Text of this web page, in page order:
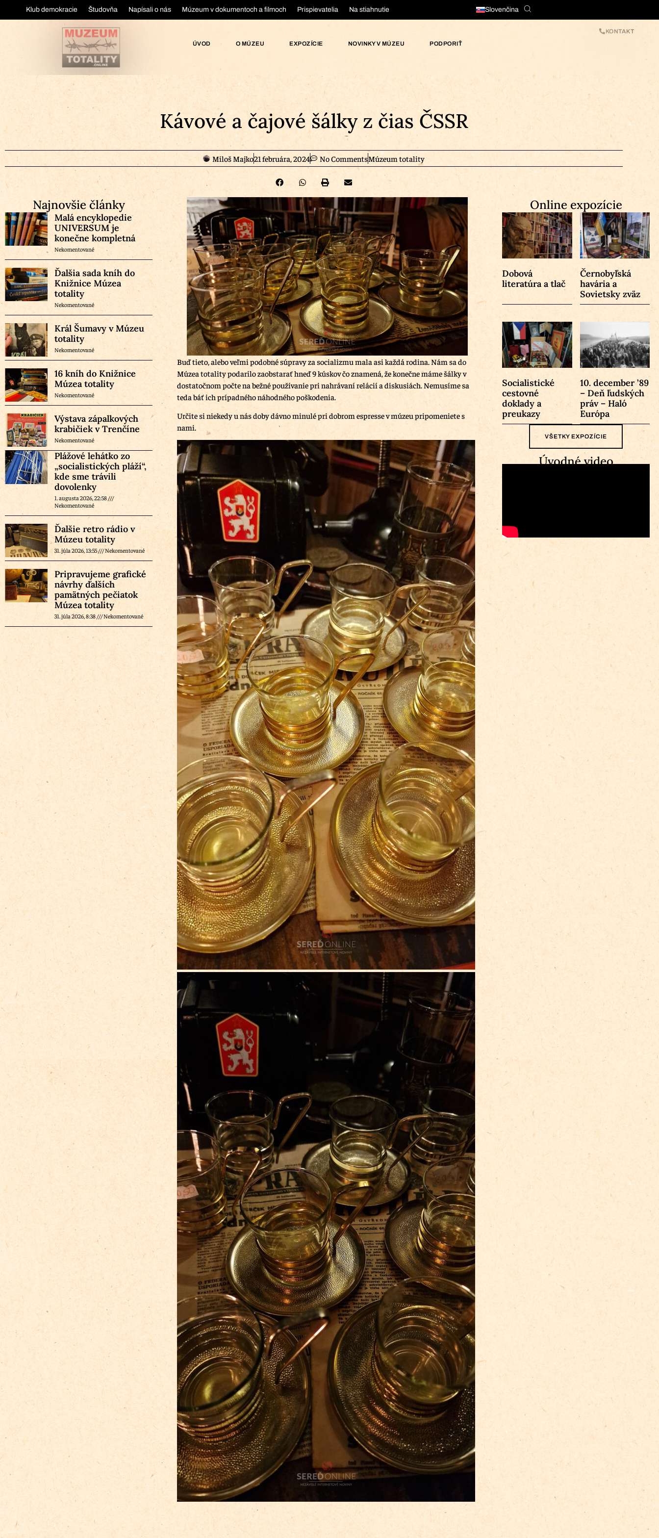
Klub demokracie Študovňa Napísali o nás Múzeum v dokumentoch a filmoch Prispievatelia Na stiahnutie Slovenčina
ÚVOD O MÚZEU EXPOZÍCIE NOVINKY V MÚZEU PODPORIŤ
KONTAKT
Kávové a čajové šálky z čias ČSSR
Miloš Majko21 februára, 2024 No CommentsMúzeum totality
Najnovšie články
Malá encyklopedie
UNIVERSUM je
konečne kompletná
Nekomentované
Ďalšia sada kníh do
Knižnice Múzea
totality
Nekomentované
Král Šumavy v Múzeu
totality
Nekomentované
16 kníh do Knižnice
Múzea totality
Nekomentované
Výstava zápalkových
krabičiek v Trenčíne
Nekomentované
Plážové lehátko zo
„socialistických pláží“,
kde sme trávili
dovolenky
1. augusta 2026, 22:58
Nekomentované
Ďalšie retro rádio v
Múzeu totality
31. júla 2026, 13:55 Nekomentované
Pripravujeme grafické
návrhy ďalších
pamätných pečiatok
Múzea totality
31. júla 2026, 8:38 Nekomentované
Buď tieto, alebo veľmi podobné súpravy za socializmu mala asi každá rodina. Nám sa do
Múzea totality podarilo zaobstarať hneď 9 kúskov čo znamená, že konečne máme šálky v
dostatočnom počte na bežné používanie pri nahrávaní relácií a diskusiách. Nemusíme sa
teda báť ich prípadného náhodného poškodenia.
Určite si niekedy u nás doby dávno minulé pri dobrom espresse v múzeu pripomeniete s
nami.
Online expozície
Dobová
literatúra a tlač
Černobyľská
havária a
Sovietsky zväz
Socialistické
cestovné
doklady a
preukazy
10. december ’89
– Deň ľudských
práv – Haló
Európa
VŠETKY EXPOZÍCIE
Úvodné video